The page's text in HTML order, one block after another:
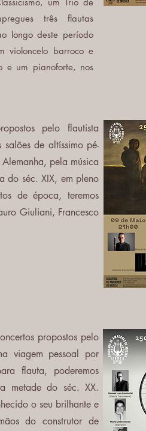
três flautas
longo deste período
violoncelo barroco e
e um pianoforte, nos
pelo flautista
de altíssimo pé-
pela música
do séc. XIX, em pleno
de época, teremos
Giuliani, Francesco
propostos pelo
viagem pessoal por
flauta, poderemos
metade do séc. XX.
o seu brilhante e
do construtor de